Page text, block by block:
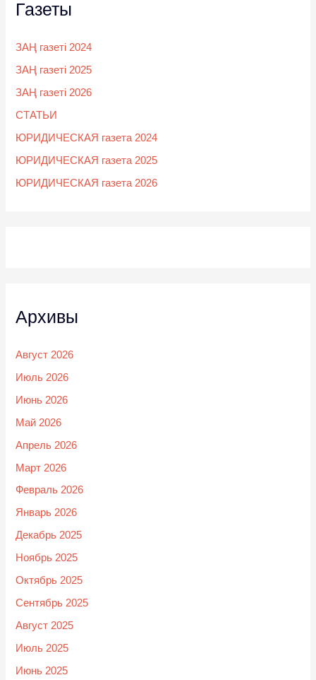
Газеты
ЗАҢ газеті 2024
ЗАҢ газеті 2025
ЗАҢ газеті 2026
СТАТЬИ
ЮРИДИЧЕСКАЯ газета 2024
ЮРИДИЧЕСКАЯ газета 2025
ЮРИДИЧЕСКАЯ газета 2026
Архивы
Август 2026
Июль 2026
Июнь 2026
Май 2026
Апрель 2026
Март 2026
Февраль 2026
Январь 2026
Декабрь 2025
Ноябрь 2025
Октябрь 2025
Сентябрь 2025
Август 2025
Июль 2025
Июнь 2025